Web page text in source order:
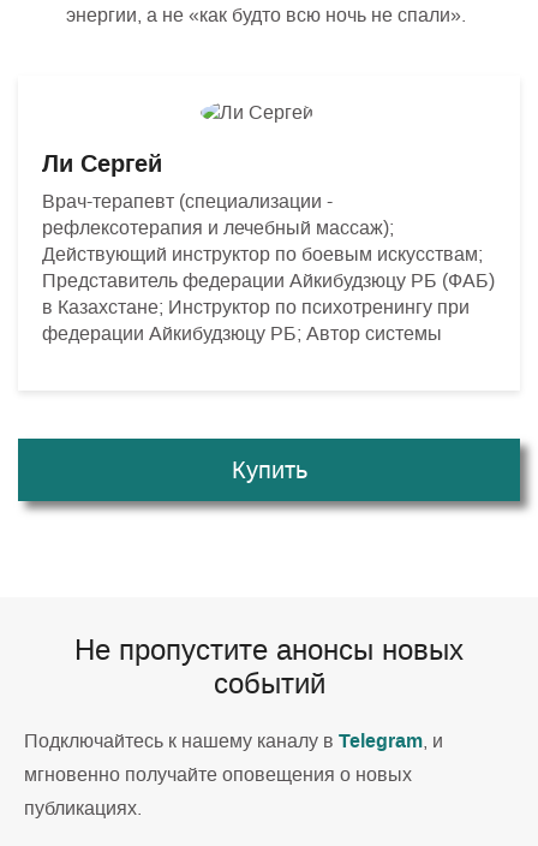
энергии, а не «как будто всю ночь не спали».
Ли Сергей
Врач-терапевт (специализации -
рефлексотерапия и лечебный массаж);
Действующий инструктор по боевым искусствам;
Представитель федерации Айкибудзюцу РБ (ФАБ)
в Казахстане; Инструктор по психотренингу при
федерации Айкибудзюцу РБ; Автор системы
Купить
Не пропустите анонсы новых
событий
Подключайтесь к нашему каналу в Telegram, и
мгновенно получайте оповещения о новых
публикациях.